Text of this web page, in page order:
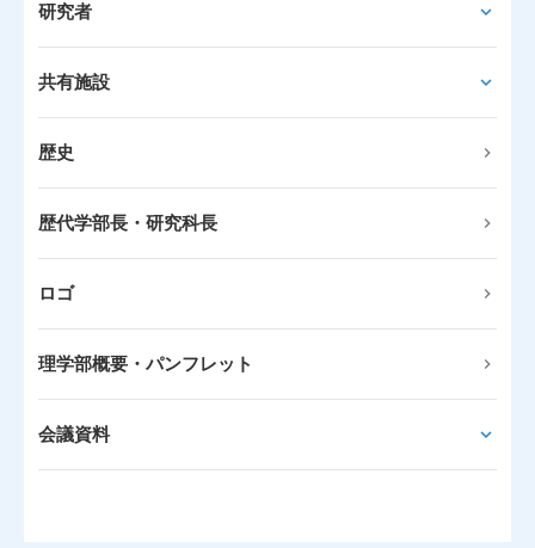
研究者
共有施設
歴史
歴代学部長・研究科長
ロゴ
理学部概要・パンフレット
会議資料